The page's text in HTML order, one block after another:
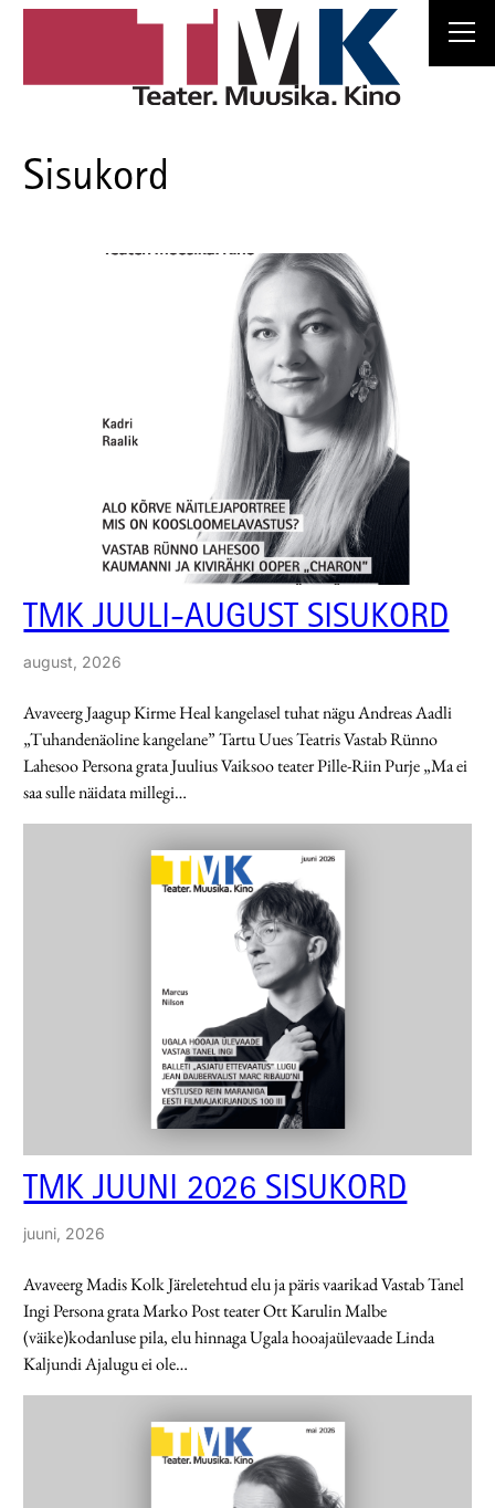
Sisukord
TMK JUULI-AUGUST SISUKORD
august, 2026
Avaveerg Jaagup Kirme Heal kangelasel tuhat nägu Andreas Aadli
„Tuhandenäoline kangelane” Tartu Uues Teatris Vastab Rünno
Lahesoo Persona grata Juulius Vaiksoo teater Pille-Riin Purje „Ma ei
saa sulle näidata millegi…
TMK JUUNI 2026 SISUKORD
juuni, 2026
Avaveerg Madis Kolk Järeletehtud elu ja päris vaarikad Vastab Tanel
Ingi Persona grata Marko Post teater Ott Karulin Malbe
(väike)kodanluse pila, elu hinnaga Ugala hooajaülevaade Linda
Kaljundi Ajalugu ei ole…